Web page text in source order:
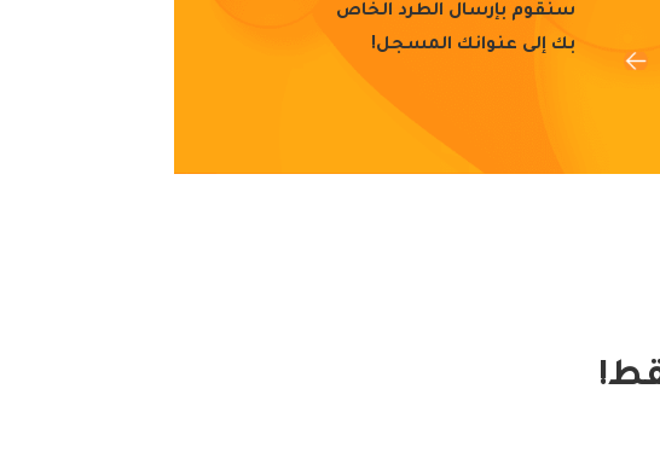
سنقوم بإرسال الطرد الخاص
بك إلى عنوانك المسجل!